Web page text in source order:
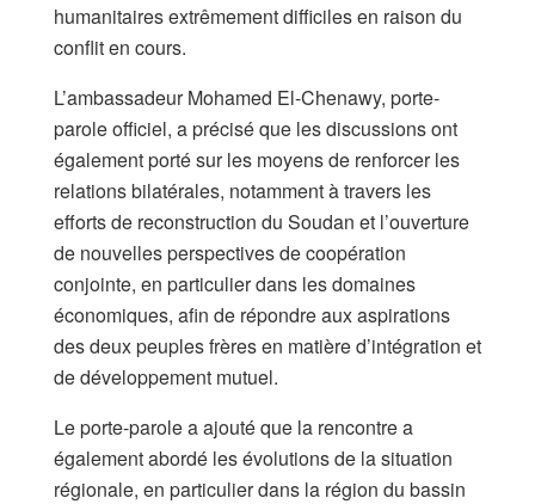
humanitaires extrêmement difficiles en raison du
conflit en cours.
L’ambassadeur Mohamed El-Chenawy, porte-
parole officiel, a précisé que les discussions ont
également porté sur les moyens de renforcer les
relations bilatérales, notamment à travers les
efforts de reconstruction du Soudan et l’ouverture
de nouvelles perspectives de coopération
conjointe, en particulier dans les domaines
économiques, afin de répondre aux aspirations
des deux peuples frères en matière d’intégration et
de développement mutuel.
Le porte-parole a ajouté que la rencontre a
également abordé les évolutions de la situation
régionale, en particulier dans la région du bassin